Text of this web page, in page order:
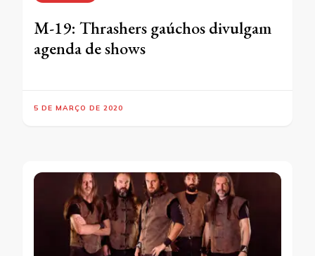
M-19: Thrashers gaúchos divulgam
agenda de shows
5 DE MARÇO DE 2020